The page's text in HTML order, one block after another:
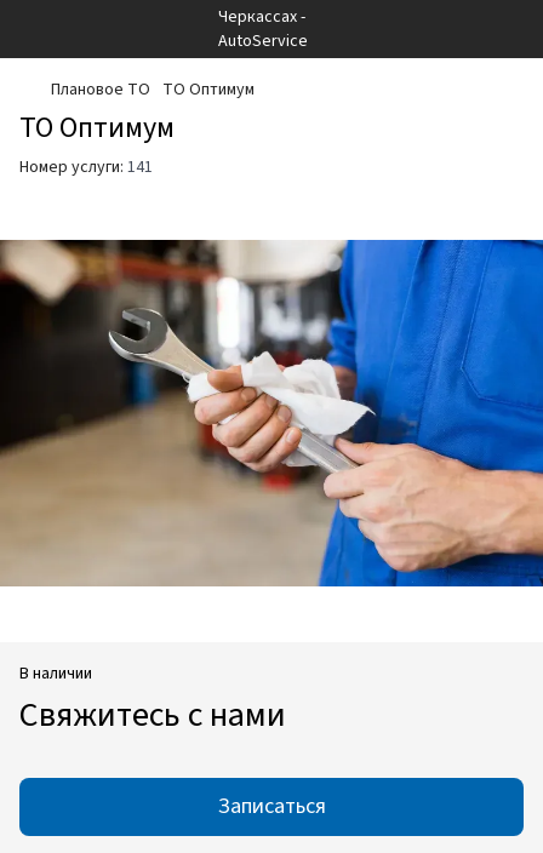
Плановое ТО ТО Оптимум
ТО Оптимум
Номер услуги: 141
В наличии
Свяжитесь с нами
Записаться